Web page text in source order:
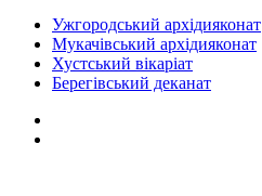
Ужгородський архідияконат
Мукачівський архідияконат
Хустський вікаріат
Берегівський деканат